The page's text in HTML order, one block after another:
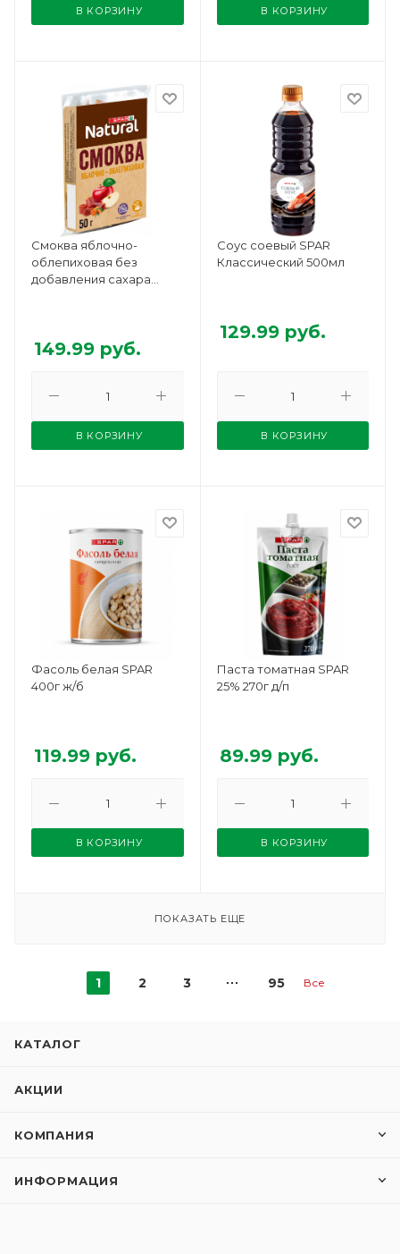
В КОРЗИНУ В КОРЗИНУ
Смоква яблочно-
облепиховая без
добавления сахара
149.99 руб.
В КОРЗИНУ
Соус соевый SPAR
Классический 500мл
129.99руб.
В КОРЗИНУ
Фасоль белая SPAR
400г ж/б
119.99 руб.
В КОРЗИНУ
Паста томатная SPAR
25% 270г д/п
89.99руб.
В КОРЗИНУ
ПОКАЗАТЬ ЕЩЕ
1 2 3 95 Все
КАТАЛОГ
АКЦИИ
КОМПАНИЯ
ИНФОРМАЦИЯ